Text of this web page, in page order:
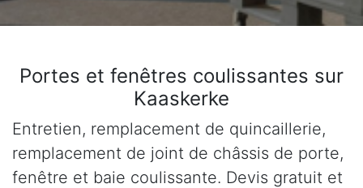
Portes et fenêtres coulissantes sur
Kaaskerke
Entretien, remplacement de quincaillerie,
remplacement de joint de châssis de porte,
fenêtre et baie coulissante. Devis gratuit et